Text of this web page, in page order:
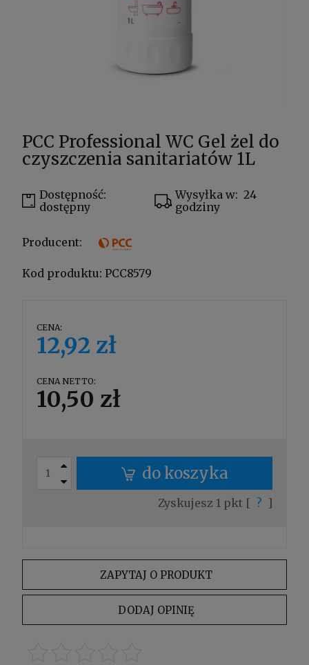
PCC Professional WC Gel żel do
czyszczenia sanitariatów 1L
Dostępność:
dostępny
Wysyłka w: 24
godziny
Producent:
Kod produktu: PCC8579
CENA:
12,92 zł
CENA NETTO:
10,50 zł
do koszyka
Zyskujesz 1pkt [ ? ]
ZAPYTAJ O PRODUKT
DODAJ OPINIĘ